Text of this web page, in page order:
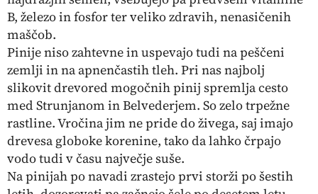
B, železo in fosfor ter veliko zdravih, nenasičenih
maščob.
Pinije niso zahtevne in uspevajo tudi na peščeni
zemlji in na apnenčastih tleh. Pri nas najbolj
slikovit drevored mogočnih pinij spremlja cesto
med Strunjanom in Belvederjem. So zelo trpežne
rastline. Vročina jim ne pride do živega, saj imajo
drevesa globoke korenine, tako da lahko črpajo
vodo tudi v času največje suše.
Na pinijah po navadi zrastejo prvi storži po šestih